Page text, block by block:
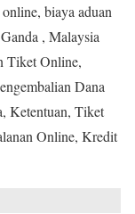
biaya aduan
, Malaysia
Tiket Online,
Dana
Ketentuan, Tiket
Online, Kredit